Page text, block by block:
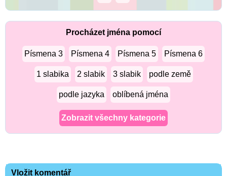
Procházet jména pomocí
Písmena 3 Písmena 4 Písmena 5 Písmena 6
1 slabika 2 slabik 3 slabik podle země
podle jazyka oblíbená jména
Zobrazit všechny kategorie
Vložit komentář